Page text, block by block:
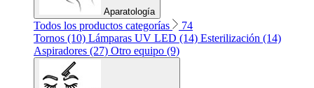
Aparatología
Todos los productos categorías
74
Tornos (10) Lámparas UV LED (14) Esterilización (14)
Aspiradores (27) Otro equipo (9)